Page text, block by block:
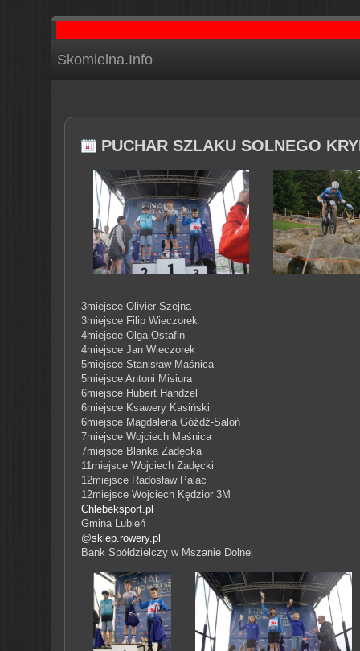
Skomielna.Info
PUCHAR SZLAKU SOLNEGO
3miejsce Olivier Szejna
3miejsce Filip Wieczorek
4miejsce Olga Ostafin
4miejsce Jan Wieczorek
5miejsce Stanisław Maśnica
5miejsce Antoni Misiura
6miejsce Hubert Handzel
6miejsce Ksawery Kasiński
6miejsce Magdalena Góźdź-Saloń
7miejsce Wojciech Maśnica
7miejsce Blanka Zadęcka
11miejsce Wojciech Zadęcki
12miejsce Radosław Palac
12miejsce Wojciech Kędzior 3M
Chlebeksport.pl
Gmina Lubień
@sklep.rowery.pl
Bank Spółdzielczy w Mszanie Dolnej